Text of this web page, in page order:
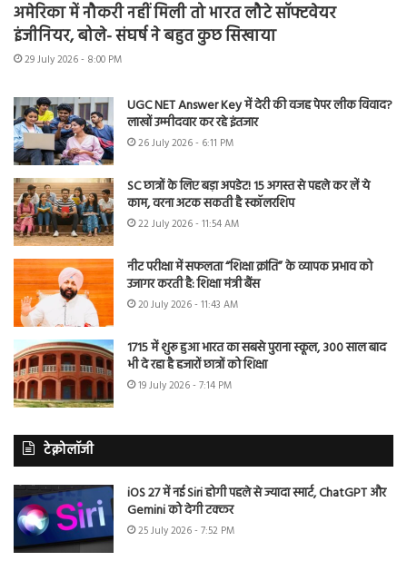
अमेरिका में नौकरी नहीं मिली तो भारत लौटे सॉफ्टवेयर
इंजीनियर, बोले- संघर्ष ने बहुत कुछ सिखाया
29 July 2026 - 8:00 PM
UGC NET Answer Key में देरी की वजह पेपर लीक विवाद?
लाखों उम्मीदवार कर रहे इंतजार
26 July 2026 - 6:11 PM
SC छात्रों के लिए बड़ा अपडेट! 15 अगस्त से पहले कर लें ये
काम, वरना अटक सकती है स्कॉलरशिप
22 July 2026 - 11:54 AM
नीट परीक्षा में सफलता “शिक्षा क्रांति” के व्यापक प्रभाव को
उजागर करती है: शिक्षा मंत्री बैंस
20 July 2026 - 11:43 AM
1715 में शुरू हुआ भारत का सबसे पुराना स्कूल, 300 साल बाद
भी दे रहा है हजारों छात्रों को शिक्षा
19 July 2026 - 7:14 PM
टेक्नोलॉजी
iOS 27 में नई Siri होगी पहले से ज्यादा स्मार्ट, ChatGPT और
Gemini को देगी टक्कर
25 July 2026 - 7:52 PM